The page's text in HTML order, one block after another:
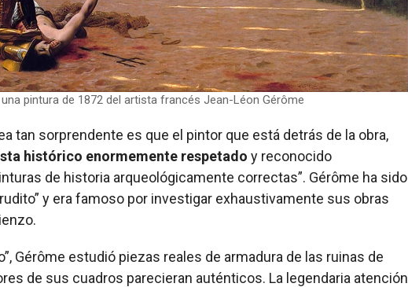
pintura de 1872 del artista francés Jean-Léon Gérôme
tan sorprendente es que el pintor que está detrás de la obra,
histórico enormemente respetado y reconocido
de historia arqueológicamente correctas”. Gérôme ha sido
y era famoso por investigar exhaustivamente sus obras
Gérôme estudió piezas reales de armadura de las ruinas de
de sus cuadros parecieran auténticos. La legendaria atención